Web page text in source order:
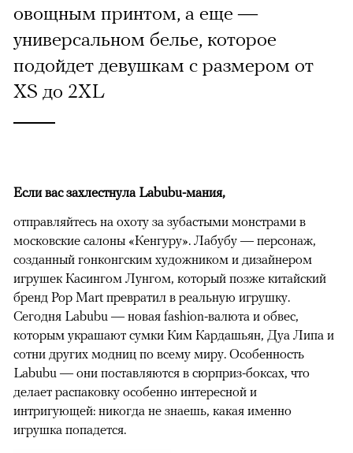
овощным принтом, а еще —
универсальном белье, которое
подойдет девушкам с размером от
XS до 2XL
Если вас захлестнула Labubu-мания,
отправляйтесь на охоту за зубастыми монстрами в
московские салоны «Кенгуру». Лабубу — персонаж,
созданный гонконгским художником и дизайнером
игрушек Касингом Лунгом, который позже китайский
бренд Pop Mart превратил в реальную игрушку.
Сегодня Labubu — новая fashion-валюта и обвес,
которым украшают сумки Ким Кардашьян, Дуа Липа и
сотни других модниц по всему миру. Особенность
Labubu — они поставляются в сюрприз-боксах, что
делает распаковку особенно интересной и
интригующей: никогда не знаешь, какая именно
игрушка попадется.